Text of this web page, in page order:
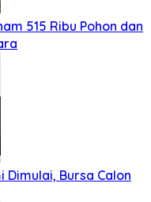
515 Ribu Pohon dan
Dimulai, Bursa Calon